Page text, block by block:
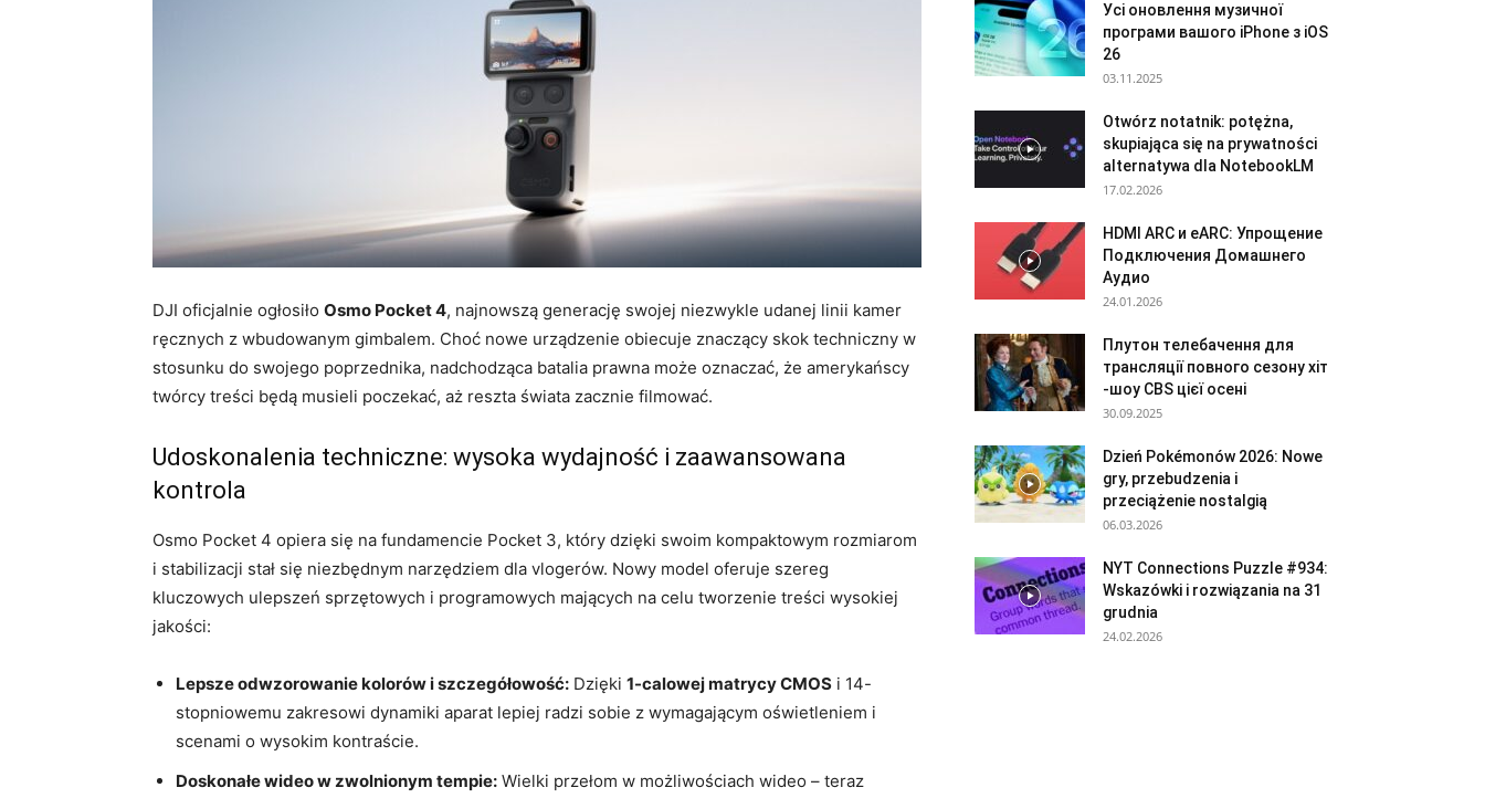
DJI oficjalnie ogłosiło Osmo Pocket 4, najnowszą generację swojej niezwykle udanej linii kamer
ręcznych z wbudowanym gimbalem. Choć nowe urządzenie obiecuje znaczący skok techniczny w
stosunku do swojego poprzednika, nadchodząca batalia prawna może oznaczać, że amerykańscy
twórcy treści będą musieli poczekać, aż reszta świata zacznie filmować.
Udoskonalenia techniczne: wysoka wydajność i zaawansowana
kontrola
Osmo Pocket 4 opiera się na fundamencie Pocket 3, który dzięki swoim kompaktowym rozmiarom
i stabilizacji stał się niezbędnym narzędziem dla vlogerów. Nowy model oferuje szereg
kluczowych ulepszeń sprzętowych i programowych mających na celu tworzenie treści wysokiej
jakości:
Lepsze odwzorowanie kolorów i szczegółowość: Dzięki 1-calowej matrycy CMOS i 14-
stopniowemu zakresowi dynamiki aparat lepiej radzi sobie z wymagającym oświetleniem i
scenami o wysokim kontraście.
Doskonałe wideo w zwolnionym tempie: Wielki przełom w możliwościach wideo – teraz
Усі оновлення музичної
програми вашого iPhone з iOS
26
03.11.2025
Otwórz notatnik: potężna,
skupiająca się na prywatności
alternatywa dla NotebookLM
17.02.2026
HDMI ARC и eARC: Упрощение
Подключения Домашнего
Аудио
24.01.2026
Плутон телебачення для
трансляції повного сезону хіт
-шоу CBS цієї осені
30.09.2025
Dzień Pokémonów 2026: Nowe
gry, przebudzenia i
przeciążenie nostalgią
06.03.2026
NYT Connections Puzzle #934:
Wskazówki i rozwiązania na 31
grudnia
24.02.2026